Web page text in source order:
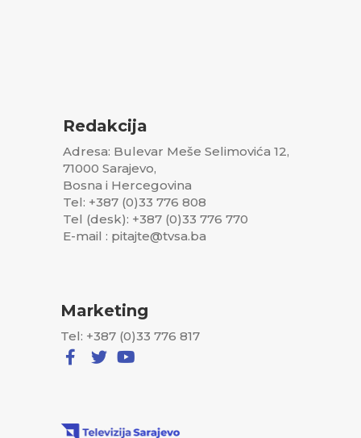
Redakcija
Adresa: Bulevar Meše Selimovića 12,
71000 Sarajevo,
Bosna i Hercegovina
Tel: +387 (0)33 776 808
Tel (desk): +387 (0)33 776 770
E-mail : pitajte@tvsa.ba
Marketing
Tel: +387 (0)33 776 817